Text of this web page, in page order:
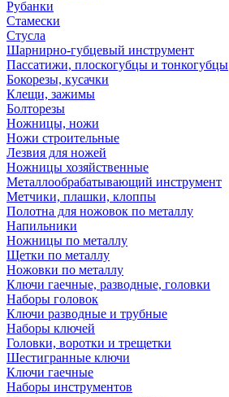
Рубанки
Стамески
Стусла
Шарнирно-губцевый инструмент
Пассатижи, плоскогубцы и тонкогубцы
Бокорезы, кусачки
Клещи, зажимы
Болторезы
Ножницы, ножи
Ножи строительные
Лезвия для ножей
Ножницы хозяйственные
Металлообрабатывающий инструмент
Метчики, плашки, клоппы
Полотна для ножовок по металлу
Напильники
Ножницы по металлу
Щетки по металлу
Ножовки по металлу
Ключи гаечные, разводные, головки
Наборы головок
Ключи разводные и трубные
Наборы ключей
Головки, воротки и трещетки
Шестигранные ключи
Ключи гаечные
Наборы инструментов